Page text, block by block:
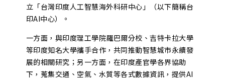
立「台灣印度人工智慧海外科研中心」（以下簡稱台
印AI中心）。
一方面，與印度理工學院羅巴爾分校、吉特卡拉大學
等印度知名大學攜手合作，共同推動智慧城市永續發
展的相關研究；另一方面，在印度產官學各界協助
下，蒐集交通、空氣、水質等各式數據資訊，提供AI